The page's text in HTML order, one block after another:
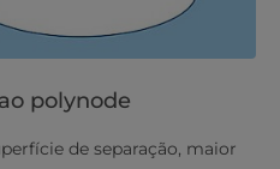
polynode
de separação, maior